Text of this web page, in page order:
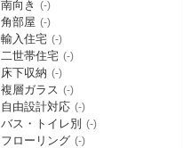
南向き (-)
角部屋 (-)
輸入住宅 (-)
二世帯住宅 (-)
床下収納 (-)
複層ガラス (-)
自由設計対応 (-)
バス・トイレ別 (-)
フローリング (-)